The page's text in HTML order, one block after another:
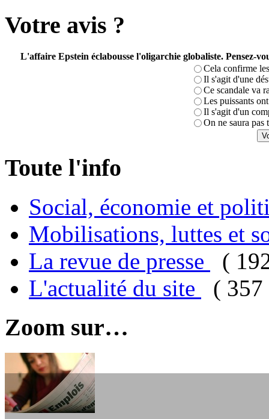
Votre avis ?
L'affaire Epstein éclabousse l'oligarchie globaliste. Pensez-
Cela confirme
Il s'agit d'une
Ce scandale va
Les puissants
Il s'agit d'un
On ne saura pas
Toute l'info
Social, économie et
Mobilisations, luttes et
La revue de presse
(
L'actualité du site
( 357
Zoom sur…